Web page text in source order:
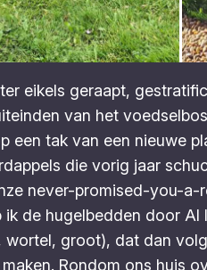
eikels geraapt,
van het
een tak van een nieuwe
die vorig jaar
never-promised-you-
de hugelbedden door
groot), dat dan
Rondom ons huis